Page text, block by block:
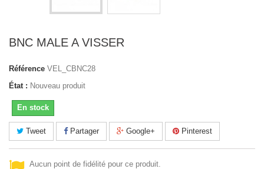
BNC MALE A VISSER
Référence VEL_CBNC28
État : Nouveau produit
En stock
Tweet Partager Google+ Pinterest
Aucun point de fidélité pour ce produit.